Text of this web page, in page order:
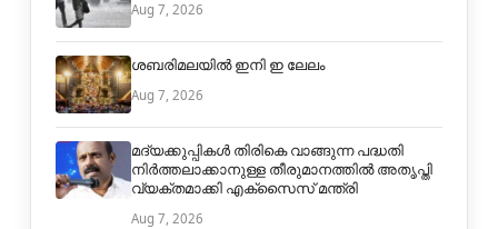
Aug 7, 2026
ശബരിമലയിൽ ഇനി ഇ ലേലം
Aug 7, 2026
മദ്യക്കുപ്പികള്‍ തിരികെ വാങ്ങുന്ന പദ്ധതി
നിര്‍ത്തലാക്കാനുള്ള തീരുമാനത്തില്‍ അതൃപ്തി
വ്യക്തമാക്കി എക്‌സൈസ് മന്ത്രി
Aug 7, 2026